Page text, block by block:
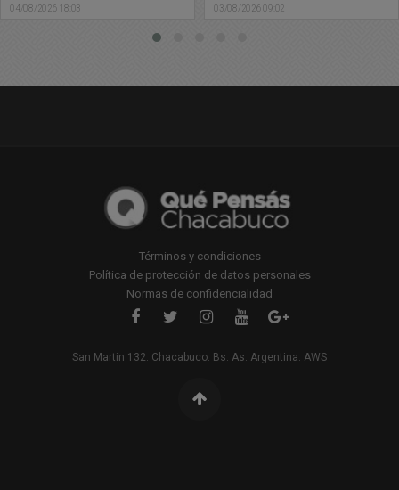
03/08/2026 09:02
Términos y condiciones
Política de protección de datos personales
Normas de confidencialidad
San Martin 132. Chacabuco. Bs. As. Argentina. AWS